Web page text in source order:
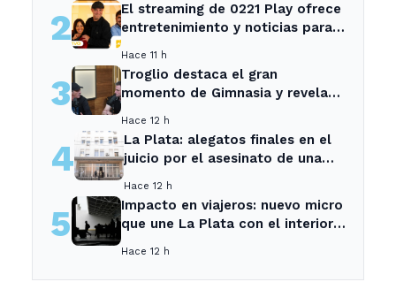
2
El streaming de 0221 Play ofrece
entretenimiento y noticias para
Hace 11 h
3
Troglio destaca el gran
momento de Gimnasia y revela
Hace 12 h
4
La Plata: alegatos finales en el
juicio por el asesinato de una
Hace 12 h
5
Impacto en viajeros: nuevo micro
que une La Plata con el interior
Hace 12 h